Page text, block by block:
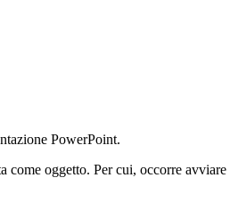
PowerPoint.
oggetto. Per cui, occorre